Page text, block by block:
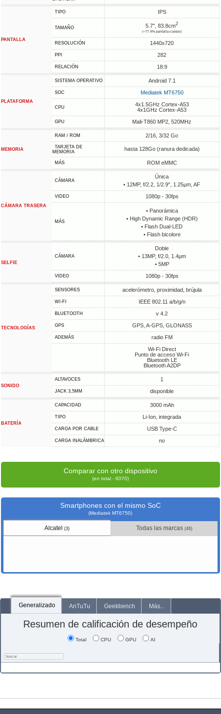
PANTALLA
TIPO IPS
TAMAÑO 5.7", 83.8cm2
(~77.4% pantalla-cuerpo)
RESOLUCIÓN 1440x720
PPI 282
RELACIÓN 18:9
PLATAFORMA
SISTEMA OPERATIVO Android 7.1
SOC Mediatek MT6750
CPU
4x1.5GHz Cortex-A53
4x1GHz Cortex-A53
GPU Mali-T860 MP2, 520MHz
MEMORIA
RAM / ROM 2/16, 3/32 Go
TARJETA DE
MEMORIA
hasta 128Go (ranura dedicada)
MÁS ROM eMMC
CÁMARA TRASERA
CÁMARA
Única
• 12MP, f/2.2, 1/2.9", 1.25µm, AF
VIDEO 1080p - 30fps
MÁS
• Panorámica
• High Dynamic Range (HDR)
• Flash Dual-LED
• Flash bicolore
SELFIE
CÁMARA
Doble
• 13MP, f/2.0, 1.4µm
• 5MP
VIDEO 1080p - 30fps
TECNOLOGÍAS
SENSORES acelerómetro, proximidad, brújula
WI-FI IEEE 802.11 a/b/g/n
BLUETOOTH v 4.2
GPS GPS, A-GPS, GLONASS
ADEMÁS
radio FM
Wi-Fi Direct
Punto de acceso Wi-Fi
Bluetooth LE
Bluetooth A2DP
SONIDO
ALTAVOCES 1
JACK 3,5MM disponible
BATERÍA
CAPACIDAD 3000 mAh
TIPO Li-Ion, integrada
CARGA POR CABLE USB Type-C
CARGA INALÁMBRICA no
Comparar con otro dispositivo
(en total - 6070)
Smartphones con el mismo SoC
(Mediatek MT6750)
Alcatel(3) Todas las marcas (46)
Generalizado AnTuTu Geekbench Más...
Resumen de calificación de desempeño
Total CPU GPU AI